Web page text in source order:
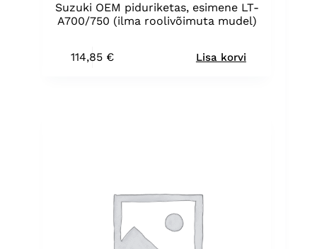
Suzuki OEM piduriketas, esimene LT-
A700/750 (ilma roolivõimuta mudel)
114,85 € Lisa korvi